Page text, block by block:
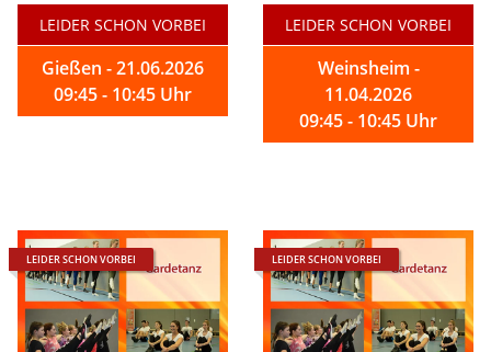
LEIDER SCHON VORBEI
Gießen - 21.06.2026
09:45 - 10:45 Uhr
LEIDER SCHON VORBEI
Weinsheim -
11.04.2026
09:45 - 10:45 Uhr
LEIDER SCHON VORBEI LEIDER SCHON VORBEI